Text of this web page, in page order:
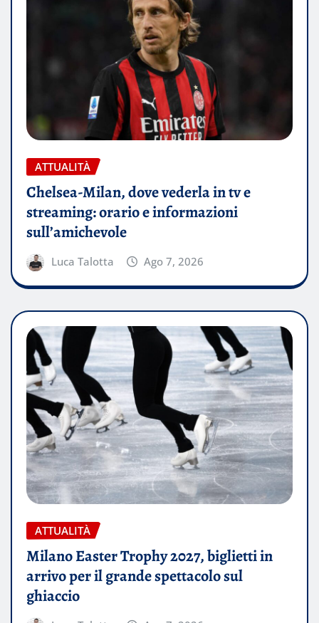
ATTUALITÀ
Chelsea-Milan, dove vederla in tv e
streaming: orario e informazioni
sull’amichevole
Luca Talotta Ago 7, 2026
ATTUALITÀ
Milano Easter Trophy 2027, biglietti in
arrivo per il grande spettacolo sul
ghiaccio